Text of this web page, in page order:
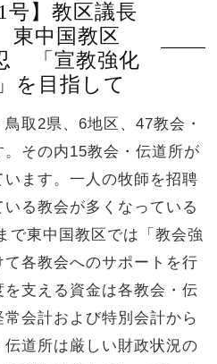
号】教区議長
中国教区
「宣教強化
を目指して
取2県、6地区、47教会・
その内15教会・伝道所が
ます。一人の牧師を招聘
る教会が多くなっている
東中国教区では「教会強
各教会へのサポートを行
支える資金は各教会・伝
会計および特別会計から
道所は厳しい財政状況の